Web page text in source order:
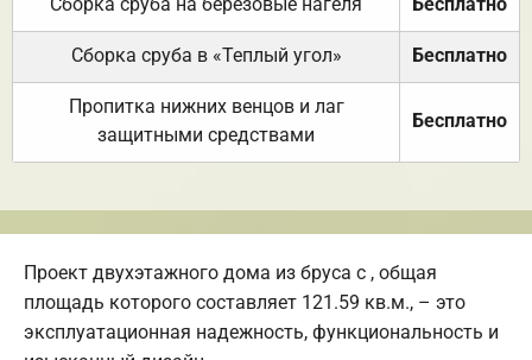
Сборка сруба на березовые нагеля Бесплатно
Сборка сруба в «Теплый угол» Бесплатно
Пропитка нижних венцов и лаг
защитными средствами
Бесплатно
Проект двухэтажного дома из бруса с , общая
площадь которого составляет 121.59 кв.м., – это
эксплуатационная надежность, функциональность и